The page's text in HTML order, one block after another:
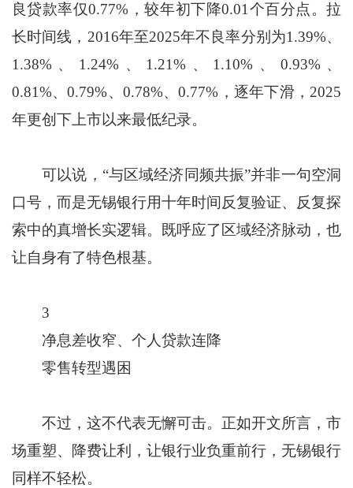
良贷款率仅0.77%，较年初下降0.01个百分点。拉
长时间线，2016年至2025年不良率分别为1.39%、
1.38%、1.24%、1.21%、1.10%、0.93%、
0.81%、0.79%、0.78%、0.77%，逐年下滑，2025
年更创下上市以来最低纪录。
可以说，“与区域经济同频共振”并非一句空洞
口号，而是无锡银行用十年时间反复验证、反复探
索中的真增长实逻辑。既呼应了区域经济脉动，也
让自身有了特色根基。
3
净息差收窄、个人贷款连降
零售转型遇困
不过，这不代表无懈可击。正如开文所言，市
场重塑、降费让利，让银行业负重前行，无锡银行
同样不轻松。